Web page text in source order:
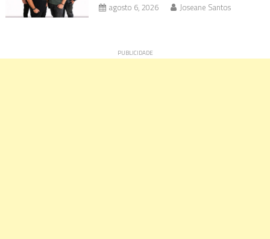
agosto 6, 2026 Joseane Santos